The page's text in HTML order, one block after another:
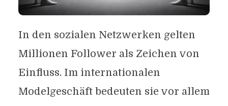
In den sozialen Netzwerken gelten
Millionen Follower als Zeichen von
Einfluss. Im internationalen
Modelgeschäft bedeuten sie vor allem